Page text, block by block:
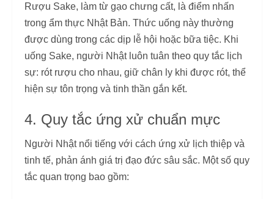
Rượu Sake, làm từ gạo chưng cất, là điểm nhấn
trong ẩm thực Nhật Bản. Thức uống này thường
được dùng trong các dịp lễ hội hoặc bữa tiệc. Khi
uống Sake, người Nhật luôn tuân theo quy tắc lịch
sự: rót rượu cho nhau, giữ chân ly khi được rót, thể
hiện sự tôn trọng và tinh thần gắn kết.
4. Quy tắc ứng xử chuẩn mực
Người Nhật nổi tiếng với cách ứng xử lịch thiệp và
tinh tế, phản ánh giá trị đạo đức sâu sắc. Một số quy
tắc quan trọng bao gồm: